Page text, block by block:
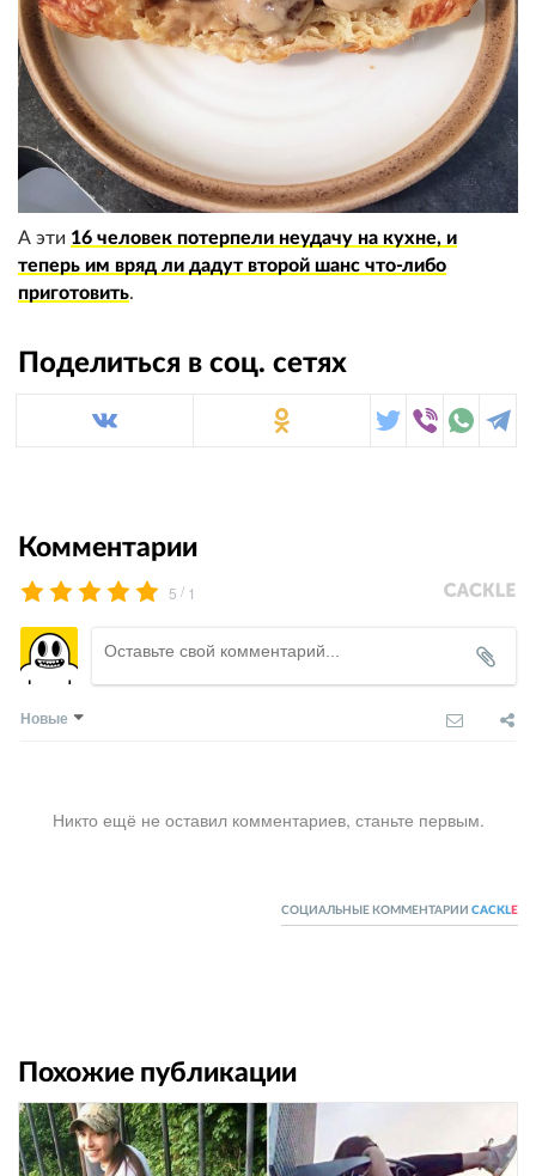
А эти 16 человек потерпели неудачу на кухне, и
теперь им вряд ли дадут второй шанс что-либо
приготовить.
Поделиться в соц. сетях
Комментарии
5 / 1
Новые
Никто ещё не оставил комментариев, станьте первым.
СОЦИАЛЬНЫЕ КОММЕНТАРИИ CACKL E
Похожие публикации